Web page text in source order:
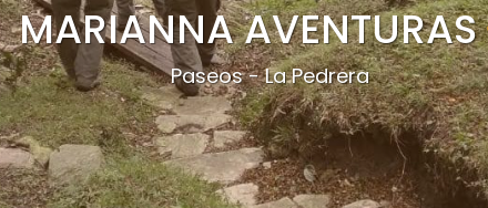
MARIANNA AVENTURAS
Paseos - La Pedrera